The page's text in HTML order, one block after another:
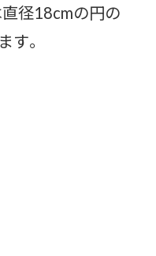
径18cmの円の
す。